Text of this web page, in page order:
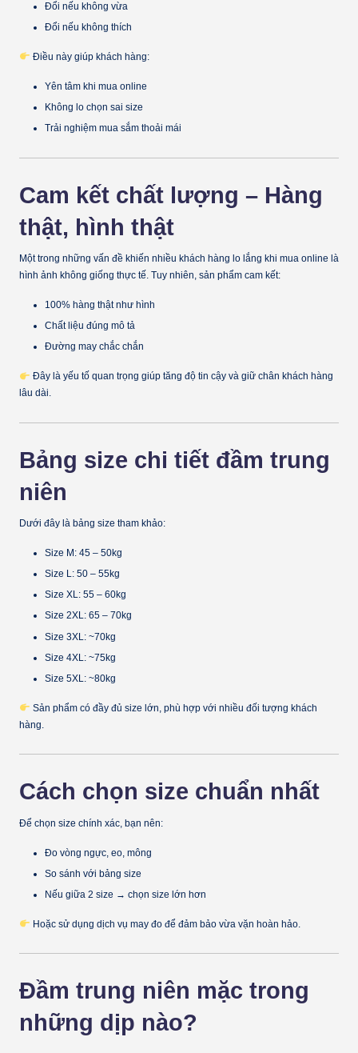
Đổi nếu không vừa
Đổi nếu không thích
Điều này giúp khách hàng:
Yên tâm khi mua online
Không lo chọn sai size
Trải nghiệm mua sắm thoải mái
Cam kết chất lượng – Hàng
thật, hình thật
Một trong những vấn đề khiến nhiều khách hàng lo lắng khi mua online là
hình ảnh không giống thực tế. Tuy nhiên, sản phẩm cam kết:
100% hàng thật như hình
Chất liệu đúng mô tả
Đường may chắc chắn
Đây là yếu tố quan trọng giúp tăng độ tin cậy và giữ chân khách hàng
lâu dài.
Bảng size chi tiết đầm trung
niên
Dưới đây là bảng size tham khảo:
Size M: 45 – 50kg
Size L: 50 – 55kg
Size XL: 55 – 60kg
Size 2XL: 65 – 70kg
Size 3XL: ~70kg
Size 4XL: ~75kg
Size 5XL: ~80kg
Sản phẩm có đầy đủ size lớn, phù hợp với nhiều đối tượng khách
hàng.
Cách chọn size chuẩn nhất
Để chọn size chính xác, bạn nên:
Đo vòng ngực, eo, mông
So sánh với bảng size
Nếu giữa 2 size → chọn size lớn hơn
Hoặc sử dụng dịch vụ may đo để đảm bảo vừa vặn hoàn hảo.
Đầm trung niên mặc trong
những dịp nào?